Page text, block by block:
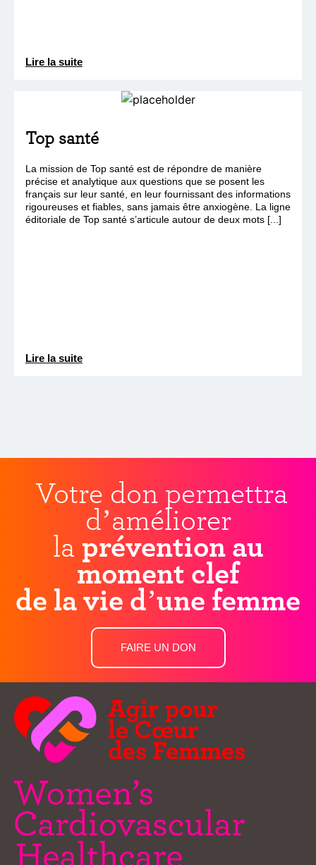
Lire la suite
Top santé
La mission de Top santé est de répondre de manière
précise et analytique aux questions que se posent les
français sur leur santé, en leur fournissant des informations
rigoureuses et fiables, sans jamais être anxiogène. La ligne
éditoriale de Top santé s’articule autour de deux mots [...]
Lire la suite
Votre don permettra
d’améliorer
la prévention au
moment clef
de la vie d’une femme
FAIRE UN DON